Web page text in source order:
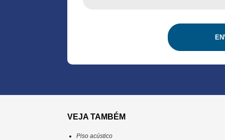
VEJA TAMBÉM
Piso acústico